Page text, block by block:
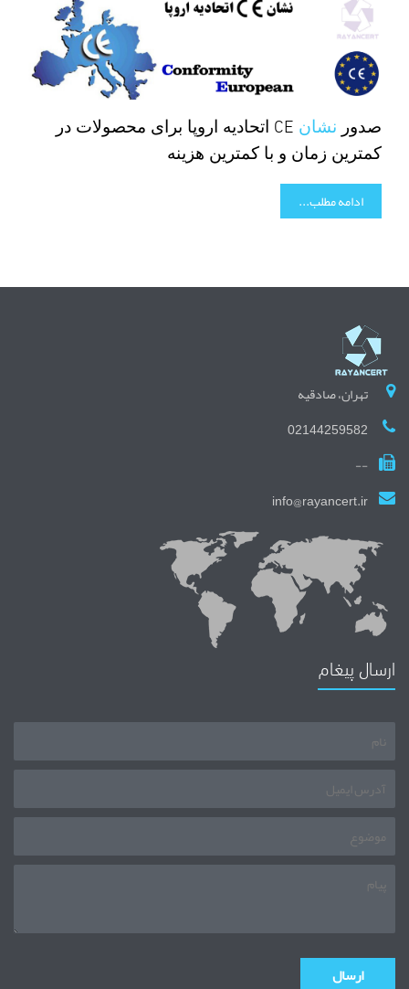
صدور نشان CE اتحادیه اروپا برای محصولات در
کمترین زمان و با کمترین هزینه
ادامه مطلب...
تهران، صادقیه
02144259582
--
info@rayancert.ir
ارسال پیغام